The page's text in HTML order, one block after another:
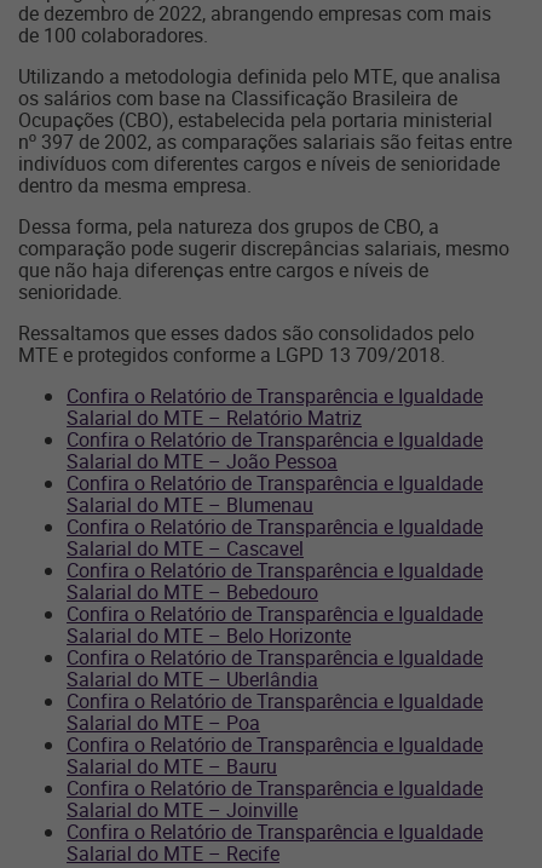
de dezembro de 2022, abrangendo empresas com mais
de 100 colaboradores.
Utilizando a metodologia definida pelo MTE, que analisa
os salários com base na Classificação Brasileira de
Ocupações (CBO), estabelecida pela portaria ministerial
nº 397 de 2002, as comparações salariais são feitas entre
indivíduos com diferentes cargos e níveis de senioridade
dentro da mesma empresa.
Dessa forma, pela natureza dos grupos de CBO, a
comparação pode sugerir discrepâncias salariais, mesmo
que não haja diferenças entre cargos e níveis de
senioridade.
Ressaltamos que esses dados são consolidados pelo
MTE e protegidos conforme a LGPD 13 709/2018.
Confira o Relatório de Transparência e Igualdade
Salarial do MTE – Relatório Matriz
Confira o Relatório de Transparência e Igualdade
Salarial do MTE – João Pessoa
Confira o Relatório de Transparência e Igualdade
Salarial do MTE – Blumenau
Confira o Relatório de Transparência e Igualdade
Salarial do MTE – Cascavel
Confira o Relatório de Transparência e Igualdade
Salarial do MTE – Bebedouro
Confira o Relatório de Transparência e Igualdade
Salarial do MTE – Belo Horizonte
Confira o Relatório de Transparência e Igualdade
Salarial do MTE – Uberlândia
Confira o Relatório de Transparência e Igualdade
Salarial do MTE – Poa
Confira o Relatório de Transparência e Igualdade
Salarial do MTE – Bauru
Confira o Relatório de Transparência e Igualdade
Salarial do MTE – Joinville
Confira o Relatório de Transparência e Igualdade
Salarial do MTE – Recife